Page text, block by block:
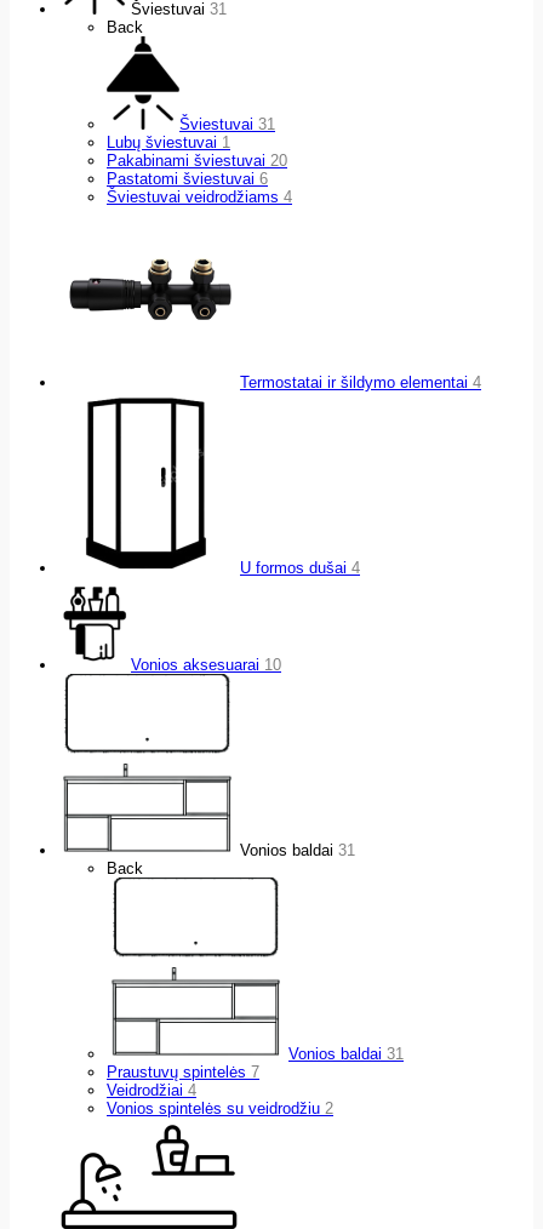
Šviestuvai 31
Back
Šviestuvai 31
Lubų šviestuvai 1
Pakabinami šviestuvai 20
Pastatomi šviestuvai 6
Šviestuvai veidrodžiams 4
Termostatai ir šildymo elementai 4
U formos dušai 4
Vonios aksesuarai 10
Vonios baldai 31
Back
Vonios baldai 31
Praustuvų spintelės 7
Veidrodžiai 4
Vonios spintelės su veidrodžiu 2